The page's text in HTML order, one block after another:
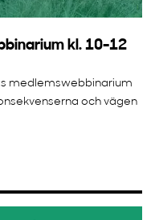
kl. 10-12
medlemswebbinarium
och vägen